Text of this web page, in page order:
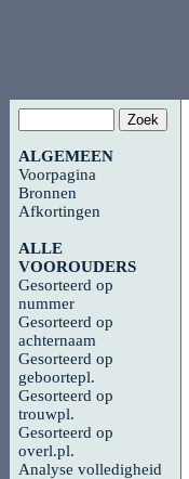
ALGEMEEN
Voorpagina
Bronnen
Afkortingen
ALLE
VOOROUDERS
Gesorteerd op
nummer
Gesorteerd op
achternaam
Gesorteerd op
geboortepl.
Gesorteerd op
trouwpl.
Gesorteerd op
overl.pl.
Analyse volledigheid